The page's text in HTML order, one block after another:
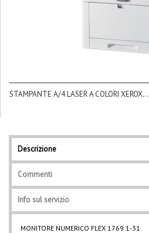
STAMPANTE A/4 LASER A COLORI XEROX...
Descrizione
Commenti
Info sul servizio
MONITORE NUMERICO FLEX 1769 1-31